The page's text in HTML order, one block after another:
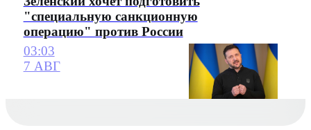
"специальную санкционную
операцию" против России
03:03
7 АВГ